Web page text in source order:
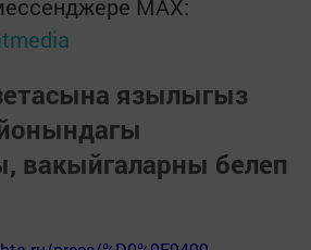
MАХ:
язылыгыз
вакыйгаларны белеп